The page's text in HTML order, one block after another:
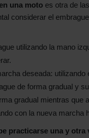
una motoes otra de
considerar el
utilizando la mano
deseada: utilizando
de forma gradual y
gradual mientras que
con la nueva marcha
practicarse una y otra